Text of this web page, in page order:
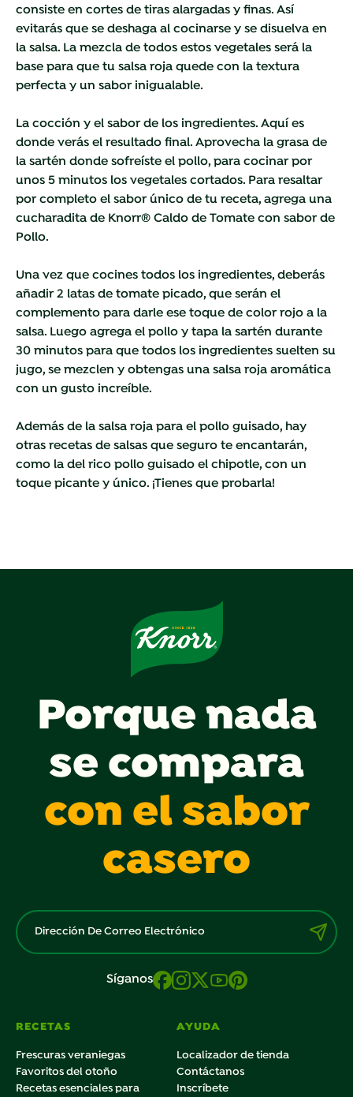
consiste en cortes de tiras alargadas y finas. Así
evitarás que se deshaga al cocinarse y se disuelva en
la salsa. La mezcla de todos estos vegetales será la
base para que tu salsa roja quede con la textura
perfecta y un sabor inigualable.
La cocción y el sabor de los ingredientes. Aquí es
donde verás el resultado final. Aprovecha la grasa de
la sartén donde sofreíste el pollo, para cocinar por
unos 5 minutos los vegetales cortados. Para resaltar
por completo el sabor único de tu receta, agrega una
cucharadita de Knorr® Caldo de Tomate con sabor de
Pollo.
Una vez que cocines todos los ingredientes, deberás
añadir 2 latas de tomate picado, que serán el
complemento para darle ese toque de color rojo a la
salsa. Luego agrega el pollo y tapa la sartén durante
30 minutos para que todos los ingredientes suelten su
jugo, se mezclen y obtengas una salsa roja aromática
con un gusto increíble.
Además de la salsa roja para el pollo guisado, hay
otras recetas de salsas que seguro te encantarán,
como la del rico pollo guisado el chipotle, con un
toque picante y único. ¡Tienes que probarla!
Porque nada
se compara
con el sabor
casero
Síganos
RECETAS
Frescuras veraniegas
Favoritos del otoño
Recetas esenciales para
AYUDA
Localizador de tienda
Contáctanos
Inscríbete